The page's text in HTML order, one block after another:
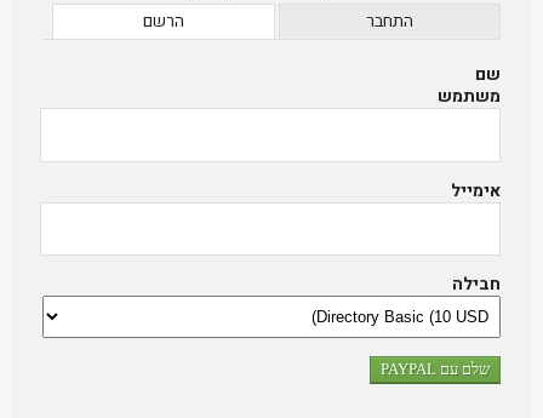
התחבר הרשם
שם
משתמש
אימייל
חבילה